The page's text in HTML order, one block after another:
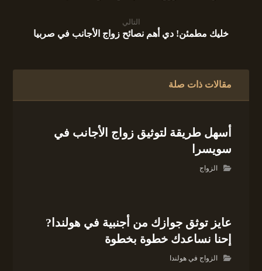
التالي
خليك مطمئن! دي أهم نصائح زواج الأجانب في صربيا
مقالات ذات صلة
أسهل طريقة لتوثيق زواج الأجانب في
سويسرا
الزواج
عايز توثق جوازك من أجنبية في هولندا?
إحنا نساعدك خطوة بخطوة
الزواج في هولندا